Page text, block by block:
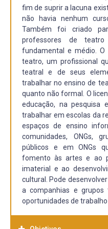
fim de suprir a lacuna
não havia nenhum
Também foi criado
professores de
fundamental e médio.
teatro, um profissional
teatral e de seus
trabalhar no ensino de
quanto não formal. O
educação, na pesquisa
trabalhar em escolas da
espaços de ensino
comunidades, ONGs,
públicos e em ONGs
fomento às artes e ao
imaterial e ao
cultural. Pode
a companhias e grupos
oportunidades de